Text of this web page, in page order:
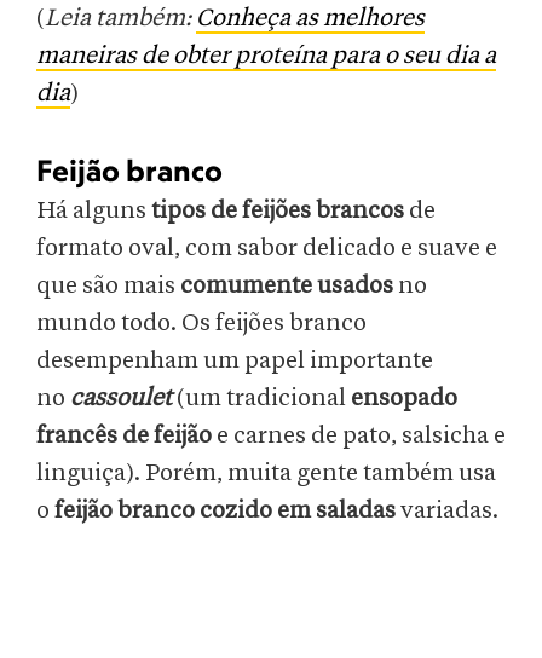
(Leia também: Conheça as melhores
maneiras de obter proteína para o seu dia a
dia)
Feijão branco
Há alguns tipos de feijões brancos de
formato oval, com sabor delicado e suave e
que são mais comumente usados no
mundo todo. Os feijões branco
desempenham um papel importante
no cassoulet(um tradicional ensopado
francês de feijão e carnes de pato, salsicha e
linguiça). Porém, muita gente também usa
o feijão branco cozido em saladasvariadas.